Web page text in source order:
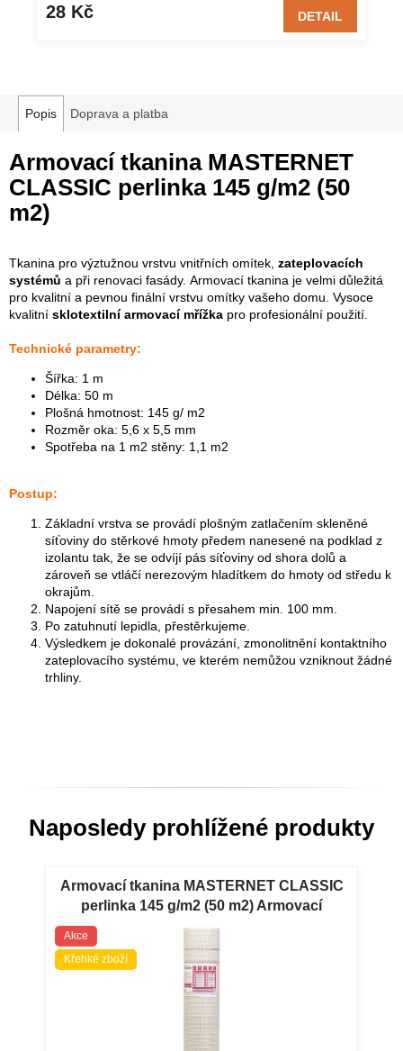
28 Kč DETAIL
Popis Doprava a platba
Armovací tkanina MASTERNET
CLASSIC perlinka 145 g/m2 (50
m2)
Tkanina pro výztužnou vrstvu vnitřních omítek, zateplovacích
systémů a při renovaci fasády. Armovací tkanina je velmi důležitá
pro kvalitní a pevnou finální vrstvu omítky vašeho domu. Vysoce
kvalitní sklotextilní armovací mřížka pro profesionální použití.
Technické parametry:
Šířka: 1 m
Délka: 50 m
Plošná hmotnost: 145 g/ m2
Rozměr oka: 5,6 x 5,5 mm
Spotřeba na 1 m2 stěny: 1,1 m2
Postup:
Základní vrstva se provádí plošným zatlačením skleněné
síťoviny do stěrkové hmoty předem nanesené na podklad z
izolantu tak, že se odvíjí pás síťoviny od shora dolů a
zároveň se vtláčí nerezovým hladítkem do hmoty od středu k
okrajům.
Napojení sítě se provádí s přesahem min. 100 mm.
Po zatuhnutí lepidla, přestěrkujeme.
Výsledkem je dokonalé provázání, zmonolitnění kontaktního
zateplovacího systému, ve kterém nemůžou vzniknout žádné
trhliny.
Naposledy prohlížené produkty
Armovací tkanina MASTERNET CLASSIC
perlinka 145 g/m2 (50 m2) Armovací
tkanina MASTERNET CLASSIC perlinka
145 g/m2 (50 m2)
Akce
Křehké zboží